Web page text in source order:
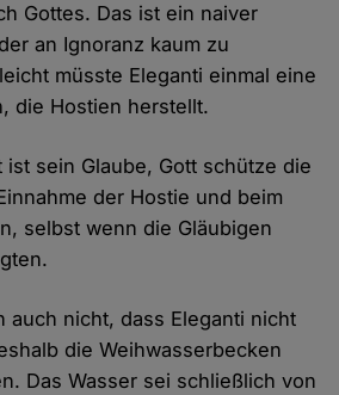
Gottes. Das ist ein naiver
an Ignoranz kaum zu
müsste Eleganti einmal eine
die Hostien herstellt.
ist sein Glaube, Gott schütze die
der Hostie und beim
selbst wenn die Gläubigen
auch nicht, dass Eleganti nicht
die Weihwasserbecken
Das Wasser sei schließlich von